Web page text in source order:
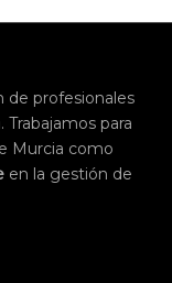
de profesionales
para
Murcia como
en la gestión de